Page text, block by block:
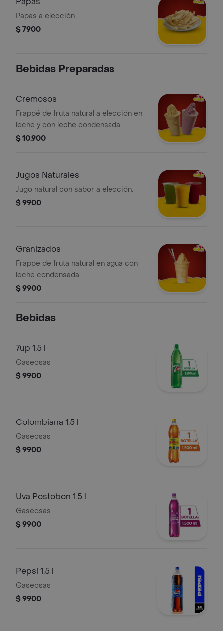
Papas a elección.
$ 7900
Bebidas Preparadas
Cremosos
Frappé de fruta natural a elección en
leche y con leche condensada.
$ 10.900
Jugos Naturales
Jugo natural con sabor a elección.
$ 9900
Granizados
Frappe de fruta natural en agua con
leche condensada.
$ 9900
Bebidas
7up 1.5 l
Gaseosas
$ 9900
Colombiana 1.5 l
Gaseosas
$ 9900
Uva Postobon 1.5 l
Gaseosas
$ 9900
Pepsi 1.5 l
Gaseosas
$ 9900